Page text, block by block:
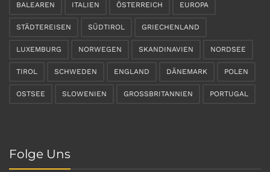
BALEAREN ITALIEN ÖSTERREICH EUROPA
STÄDTEREISEN SÜDTIROL GRIECHENLAND
LUXEMBURG NORWEGEN SKANDINAVIEN NORDSEE
TIROL SCHWEDEN ENGLAND DÄNEMARK POLEN
OSTSEE SLOWENIEN GROSSBRITANNIEN PORTUGAL
Folge Uns